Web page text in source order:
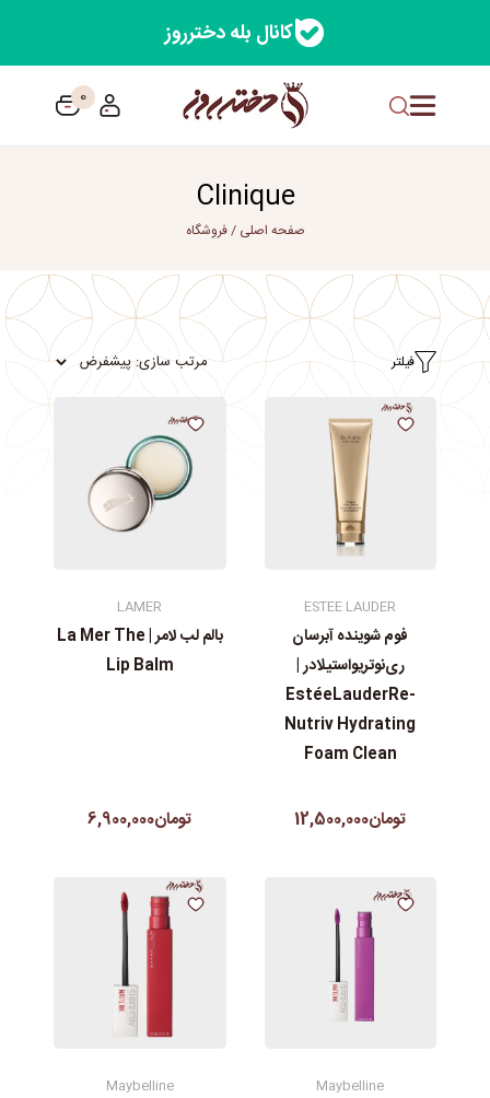
کانال بله دخترروز
0
Clinique
صفحه اصلی /فروشگاه
فیلتر
ESTEE LAUDER
فوم شوینده آبرسان
ری‌نوتریواستیلادر |
EstéeLauderRe-
Nutriv Hydrating
Foam Clean
تومان12,500,000
LAMER
بالم لب لامر | La Mer The
Lip Balm
تومان6,900,000
Maybelline
Maybelline